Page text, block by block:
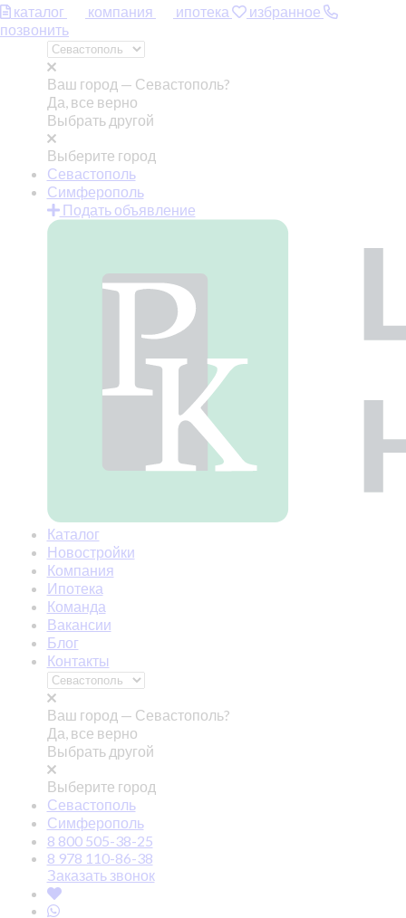
каталог компания ипотека
избранное
позвонить
Ваш город — Севастополь?
Да, все верно
Выбрать другой
Выберите город
Севастополь
Симферополь
Подать объявление
Каталог
Новостройки
Компания
Ипотека
Команда
Вакансии
Блог
Контакты
Ваш город — Севастополь?
Да, все верно
Выбрать другой
Выберите город
Севастополь
Симферополь
8 800 505-38-25
8 978 110-86-38
Заказать звонок